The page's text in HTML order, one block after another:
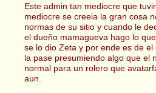
Este admin tan mediocre que
mediocre se creeia la gran cosa
normas de su sitio y cuando le
el dueño mamagueva hago lo
se lo dio Zeta y por ende es de
la pase presumiendo algo que el
normal para un rolero que
aun.